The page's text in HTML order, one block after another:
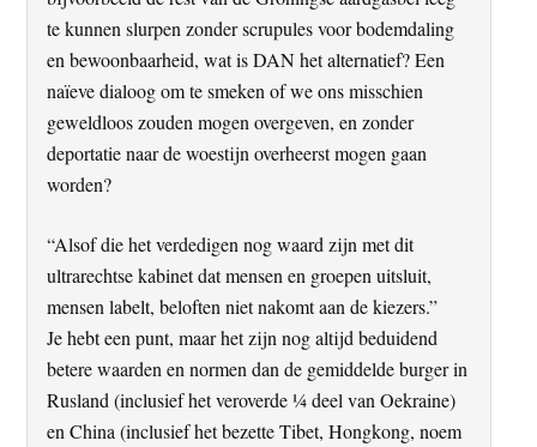
te kunnen slurpen zonder scrupules voor bodemdaling
en bewoonbaarheid, wat is DAN het alternatief? Een
naïeve dialoog om te smeken of we ons misschien
geweldloos zouden mogen overgeven, en zonder
deportatie naar de woestijn overheerst mogen gaan
worden?
“Alsof die het verdedigen nog waard zijn met dit
ultrarechtse kabinet dat mensen en groepen uitsluit,
mensen labelt, beloften niet nakomt aan de kiezers.”
Je hebt een punt, maar het zijn nog altijd beduidend
betere waarden en normen dan de gemiddelde burger in
Rusland (inclusief het veroverde ¼ deel van Oekraine)
en China (inclusief het bezette Tibet, Hongkong, noem